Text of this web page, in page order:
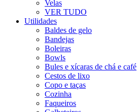
Velas
VER TUDO
Utilidades
Baldes de gelo
Bandejas
Boleiras
Bowls
Bules e xícaras de chá e café
Cestos de lixo
Copo e taças
Cozinha
Faqueiros